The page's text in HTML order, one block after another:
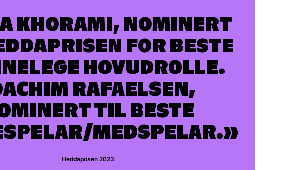
KHORAMI, NOMINERT
FOR BESTE
HOVUDROLLE.
RAFAELSEN,
TIL BESTE
MEDSPELAR.
Heddaprisen 2023